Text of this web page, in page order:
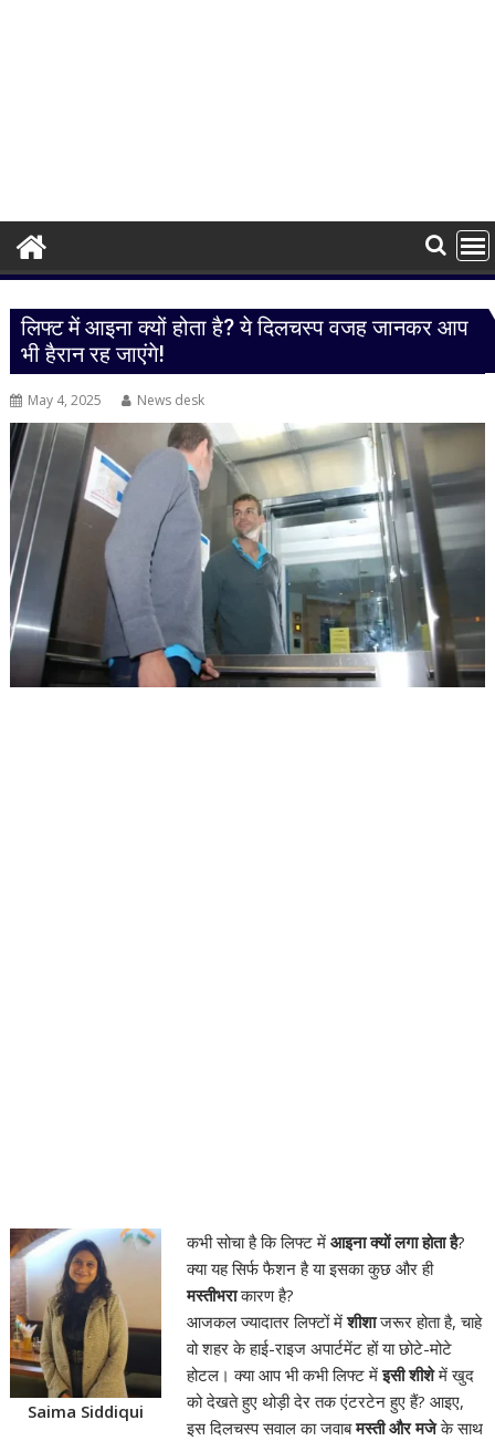
लिफ्ट में आइना क्यों होता है? ये दिलचस्प वजह जानकर आप
भी हैरान रह जाएंगे!
May 4, 2025 News desk
Saima Siddiqui
कभी सोचा है कि लिफ्ट में आइना क्यों लगा होता है?
क्या यह सिर्फ फैशन है या इसका कुछ और ही
मस्तीभराकारण है?
आजकल ज्यादातर लिफ्टों मेंशीशाजरूर होता है, चाहे
वो शहर के हाई-राइज अपार्टमेंट हों या छोटे-मोटे
होटल। क्या आप भी कभी लिफ्ट मेंइसी शीशेमें खुद
को देखते हुए थोड़ी देर तक एंटरटेन हुए हैं? आइए,
इस दिलचस्प सवाल का जवाबमस्ती और मजेके साथ